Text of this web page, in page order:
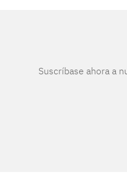
Suscríbase ahora a